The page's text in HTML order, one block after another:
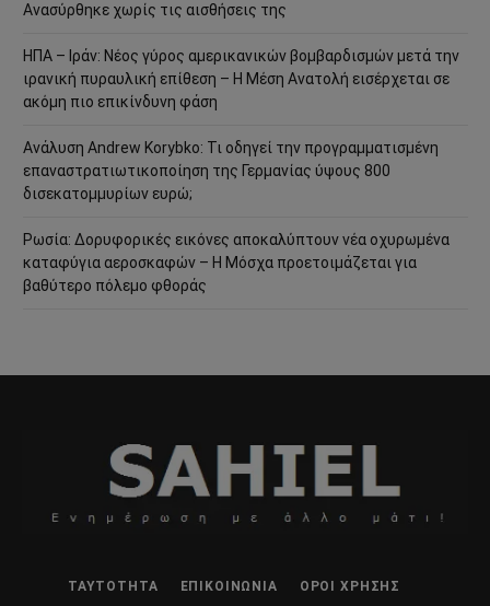
Ανασύρθηκε χωρίς τις αισθήσεις της
ΗΠΑ – Ιράν: Νέος γύρος αμερικανικών βομβαρδισμών μετά την
ιρανική πυραυλική επίθεση – Η Μέση Ανατολή εισέρχεται σε
ακόμη πιο επικίνδυνη φάση
Ανάλυση Andrew Korybko: Τι οδηγεί την προγραμματισμένη
επαναστρατιωτικοποίηση της Γερμανίας ύψους 800
δισεκατομμυρίων ευρώ;
Ρωσία: Δορυφορικές εικόνες αποκαλύπτουν νέα οχυρωμένα
καταφύγια αεροσκαφών – Η Μόσχα προετοιμάζεται για
βαθύτερο πόλεμο φθοράς
ΤΑΥΤΌΤΗΤΑ ΕΠΙΚΟΙΝΩΝΊΑ ΌΡΟΙ ΧΡΉΣΗΣ